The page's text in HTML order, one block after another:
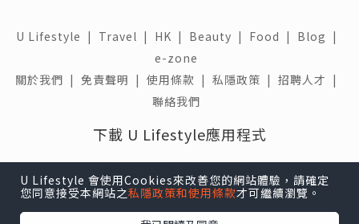
U Lifestyle | Travel | HK | Beauty | Food | Blog |
e-zone
關於我們 | 免責聲明 | 使用條款 | 私隱政策 | 招聘人才 |
聯絡我們
下載 U Lifestyle應用程式
U Lifestyle 會使用Cookies來改善您的網站體驗，請確定
您同意接受本網站之私隱政策和使用條款才可繼續瀏覽。